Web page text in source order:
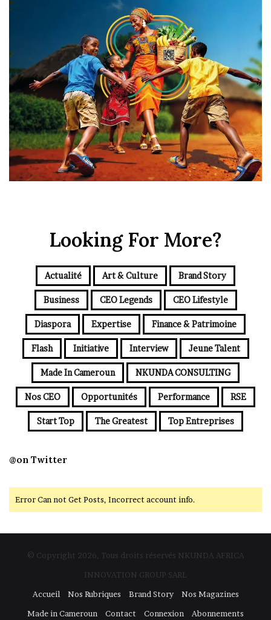
Looking For More?
Actualité Art & Culture Brand Story
Business CEO Legends CEO Lifestyle
Diaspora Expertise Finance & Patrimoine
Flash Initiative Interview Jeune Talent
Made In Cameroun NKUNDA CONSULTING
Nos CEO Opportunités Performance RSE
Start Top The Greatest Top Entreprises
@on Twitter
Error Can not Get Posts, Incorrect account info.
© Copyright 2026, Tous droits réservés NKUNDA AFRICA
INNOVATION GROUP SARL
Accueil
Nos Rubriques Brand Story
Nos Magazines
Made in Cameroun
Contact Connexion Abonnements